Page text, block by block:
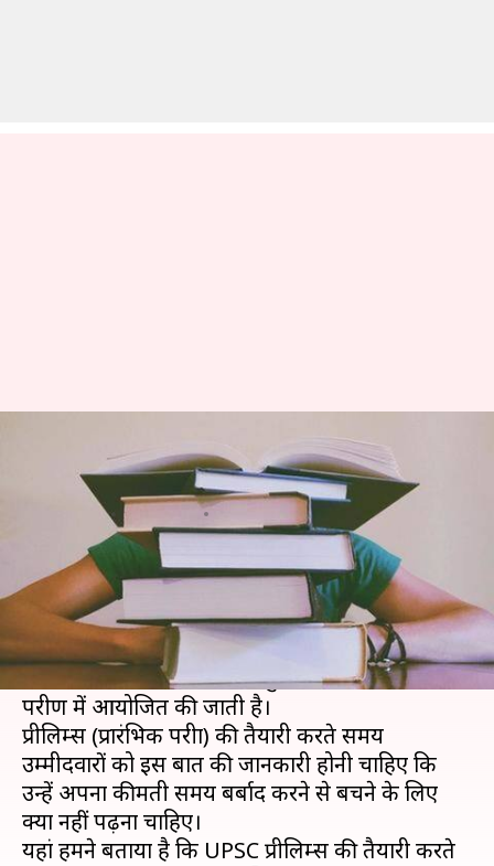
UPSC: प्रारंभिक परीक्षा के लिए ये न
पढ़ें, होती है समय की बर्बादी
Jan 28, 2019
क्या है खबर?
UPSC सिविल सेवा परीक्षा (CSE) सबसे कठिन परीक्षाओं में
से एक है और इसकी तैयारी प्रक्रिया सभी जानना चाहते हैं।
यह तीन चरणों, प्रारंभिक परीक्षा, मुख्य परीक्षा और व्यक्तित्व
परीक्षण में आयोजित की जाती है।
प्रीलिम्स (प्रारंभिक परीक्षा) की तैयारी करते समय
उम्मीदवारों को इस बात की जानकारी होनी चाहिए कि
उन्हें अपना कीमती समय बर्बाद करने से बचने के लिए
क्या नहीं पढ़ना चाहिए।
यहां हमने बताया है कि UPSC प्रीलिम्स की तैयारी करते